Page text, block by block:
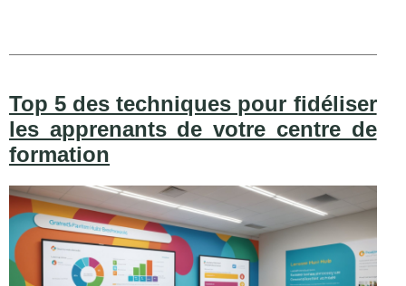
Top 5 des techniques pour fidéliser
les apprenants de votre centre de
formation